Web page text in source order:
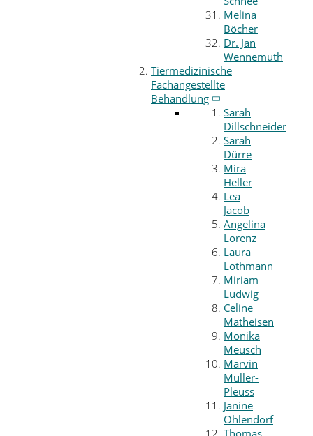
Melina
Böcher
Dr. Jan
Wennemuth
Tiermedizinische
Fachangestellte
Behandlung
Sarah
Dillschneider
Sarah
Dürre
Mira
Heller
Lea
Jacob
Angelina
Lorenz
Laura
Lothmann
Miriam
Ludwig
Celine
Matheisen
Monika
Meusch
Marvin
Müller-
Pleuss
Janine
Ohlendorf
Thomas